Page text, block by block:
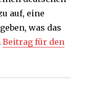
auf, eine
was das
Beitrag für den